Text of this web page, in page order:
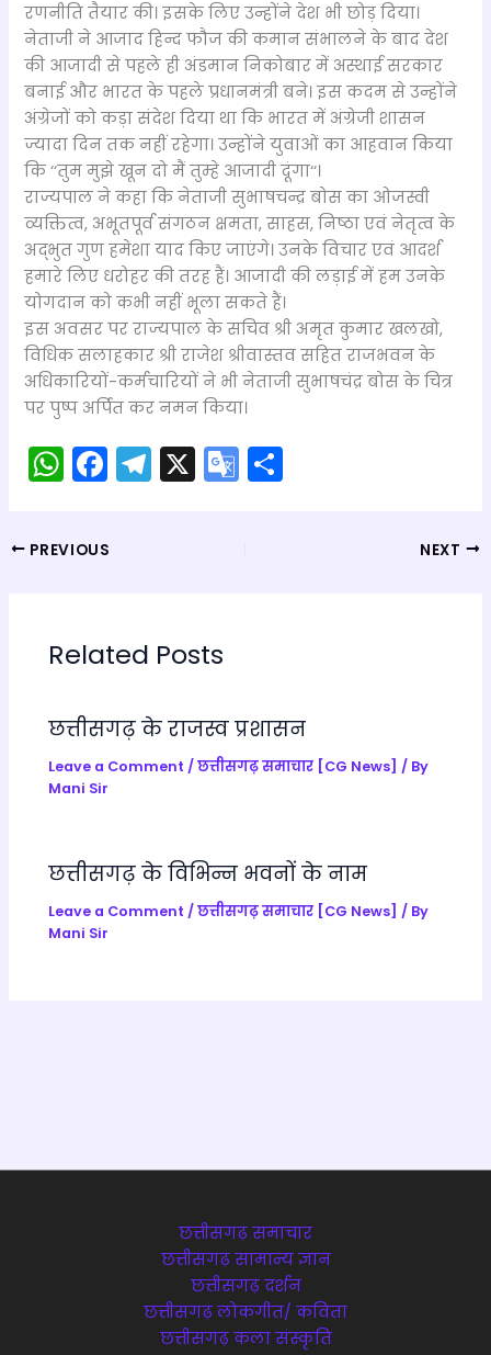
रणनीति तैयार की। इसके लिए उन्होंने देश भी छोड़ दिया।
नेताजी ने आजाद हिन्द फौज की कमान संभालने के बाद देश
की आजादी से पहले ही अंडमान निकोबार में अस्थाई सरकार
बनाई और भारत के पहले प्रधानमंत्री बने। इस कदम से उन्होंने
अंग्रेजों को कड़ा संदेश दिया था कि भारत में अंग्रेजी शासन
ज्यादा दिन तक नहीं रहेगा। उन्होंने युवाओं का आहवान किया
कि ‘‘तुम मुझे खून दो मैं तुम्हे आजादी दूंगा‘‘।
राज्यपाल ने कहा कि नेताजी सुभाषचन्द्र बोस का ओजस्वी
व्यक्तित्व, अभूतपूर्व संगठन क्षमता, साहस, निष्ठा एवं नेतृत्व के
अद्भुत गुण हमेशा याद किए जाएंगे। उनके विचार एवं आदर्श
हमारे लिए धरोहर की तरह हैं। आजादी की लड़ाई में हम उनके
योगदान को कभी नहीं भूला सकते हैं।
इस अवसर पर राज्यपाल के सचिव श्री अमृत कुमार खलखो,
विधिक सलाहकार श्री राजेश श्रीवास्तव सहित राजभवन के
अधिकारियों-कर्मचारियों ने भी नेताजी सुभाषचंद्र बोस के चित्र
पर पुष्प अर्पित कर नमन किया।
W
a
ts
p
p
F
c
e
o
o
k
T
m
X G
n
sl
a
PREVIOUS NEXT
Related Posts
छत्तीसगढ़ के राजस्व प्रशासन
Leave a Comment /छत्तीसगढ़ समाचार [CG News] / By
Mani Sir
छत्तीसगढ़ के विभिन्न भवनों के नाम
Leave a Comment /छत्तीसगढ़ समाचार [CG News] / By
Mani Sir
छत्तीसगढ़ समाचार
छत्तीसगढ़ सामान्य ज्ञान
छत्तीसगढ़ दर्शन
छत्तीसगढ़ लोकगीत/ कविता
छत्तीसगढ़ कला संस्कृति